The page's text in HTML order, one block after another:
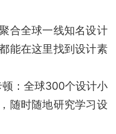
合全球一线知名设计
能在这里找到设计素
：全球300个设计小
随时随地研究学习设